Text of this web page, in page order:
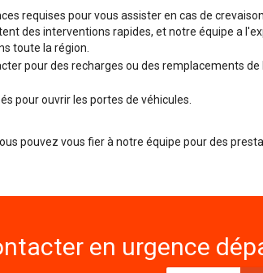
requises pour vous assister en cas de
des interventions rapides, et notre équipe a
toute la région.
pour des recharges ou des remplacements
pour ouvrir les portes de véhicules.
pouvez vous fier à notre équipe pour des
en urgence